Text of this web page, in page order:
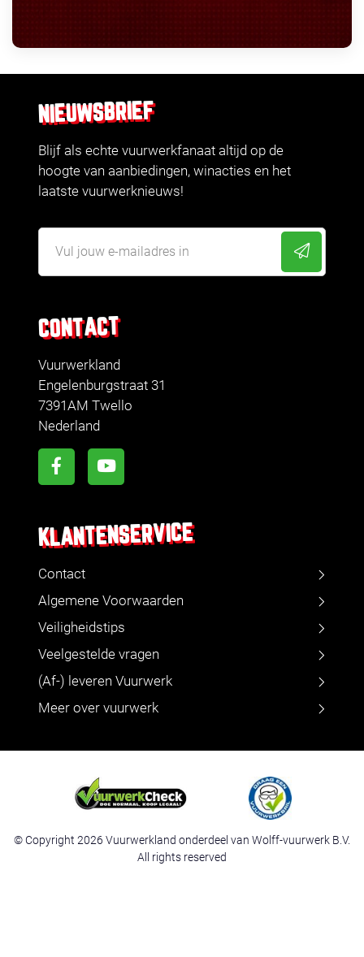
CONTACT
Vuurwerkland
Engelenburgstraat 31
7391AM Twello
Nederland
KLANTENSERVICE
Contact
Algemene Voorwaarden
Veiligheidstips
Veelgestelde vragen
(Af-) leveren Vuurwerk
Meer over vuurwerk
NIEUWSBRIEF
Blijf als echte vuurwerkfanaat altijd op de
hoogte van aanbiedingen, winacties en het
laatste vuurwerknieuws!
© Copyright 2026 Vuurwerkland onderdeel van Wolff-vuurwerk B.V.
All rights reserved